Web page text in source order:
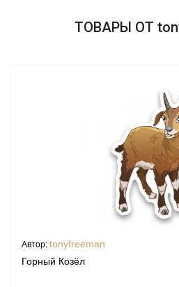
ТОВАРЫ ОТ
Автор: tonyfreeman
Горный Козёл